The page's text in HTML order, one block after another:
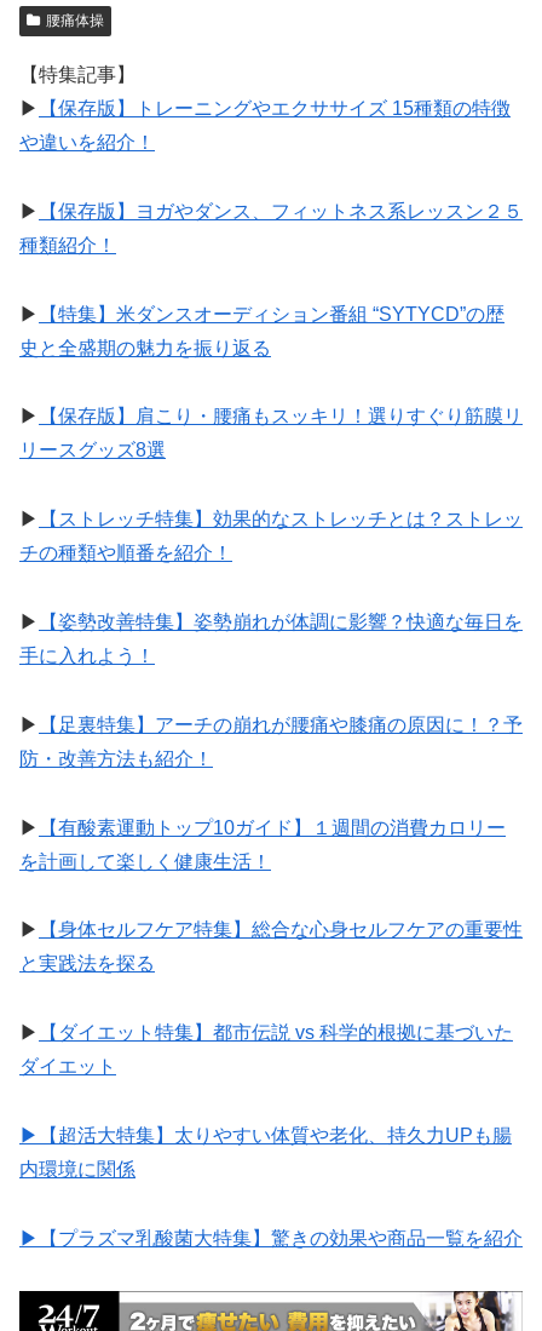
腰痛体操
【特集記事】
▶︎
【保存版】トレーニングやエクササイズ 15種類の特徴
や違いを紹介！
▶︎
【保存版】ヨガやダンス、フィットネス系レッスン２５
種類紹介！
▶︎
【特集】米ダンスオーディション番組 “SYTYCD”の歴
史と全盛期の魅力を振り返る
▶︎
【保存版】肩こり・腰痛もスッキリ！選りすぐり筋膜リ
リースグッズ8選
▶︎
【ストレッチ特集】効果的なストレッチとは？ストレッ
チの種類や順番を紹介！
▶︎
【姿勢改善特集】姿勢崩れが体調に影響？快適な毎日を
手に入れよう！
▶︎
【足裏特集】アーチの崩れが腰痛や膝痛の原因に！？予
防・改善方法も紹介！
▶︎
【有酸素運動トップ10ガイド】１週間の消費カロリー
を計画して楽しく健康生活！
▶︎
【身体セルフケア特集】総合な心身セルフケアの重要性
と実践法を探る
▶︎
【ダイエット特集】都市伝説 vs 科学的根拠に基づいた
ダイエット
▶︎【超活大特集】太りやすい体質や老化、持久力UPも腸
内環境に関係
▶︎【プラズマ乳酸菌大特集】驚きの効果や商品一覧を紹介